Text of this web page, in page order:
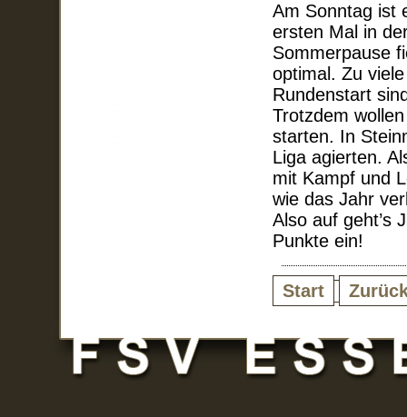
Am Sonntag ist
ersten Mal in
Sommerpause
optimal. Zu
Rundenstart
Trotzdem
starten. In
Liga agierten.
mit Kampf und
wie das Jahr
Also auf geht’s
Punkte ein!
Start